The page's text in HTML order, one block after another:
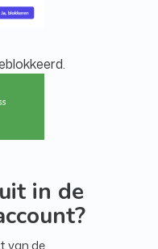
in de
van de